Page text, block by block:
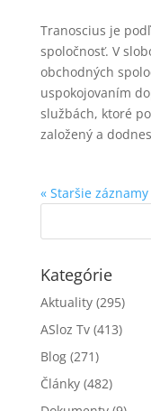
Tranoscius je
spoločnosť. V
obchodných
uspokojovaním
službách, ktoré
založený a
« Staršie záznamy
Kategórie
Aktuality(295)
ASloz Tv(413)
Blog(271)
Články(482)